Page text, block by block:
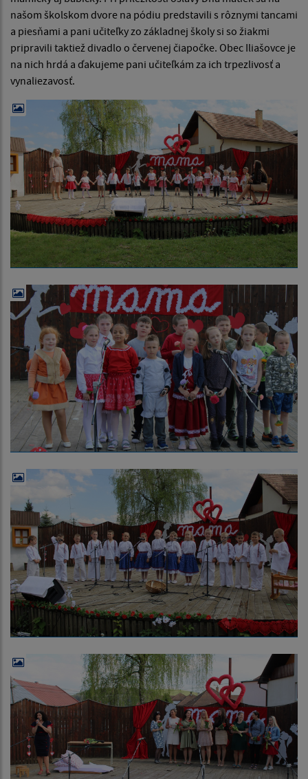
našom školskom dvore na pódiu predstavili s rôznymi tancami
a piesňami a pani učiteľky zo základnej školy si so žiakmi
pripravili taktiež divadlo o červenej čiapočke. Obec Iliašovce je
na nich hrdá a ďakujeme pani učiteľkám za ich trpezlivosť a
vynaliezavosť.